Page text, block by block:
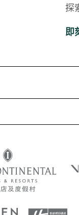
探
即